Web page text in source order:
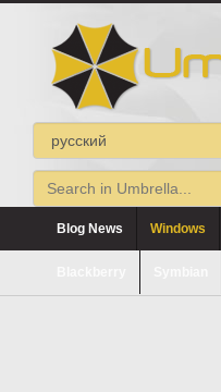
Blog News Windows